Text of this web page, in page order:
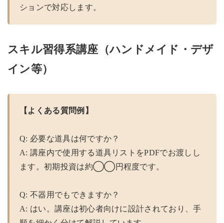
ションで対応します。
スキル習得系講座（ハンドメイド・デザ
イン等）
【よくある質問例】
Q: 必要な道具は何ですか？
A: 講座内で使用する道具リストをPDFでお渡しし
ます。初期投資は約◯◯円程度です。
Q: 不器用でもできますか？
A: はい。講座は初心者向けに設計されており、手